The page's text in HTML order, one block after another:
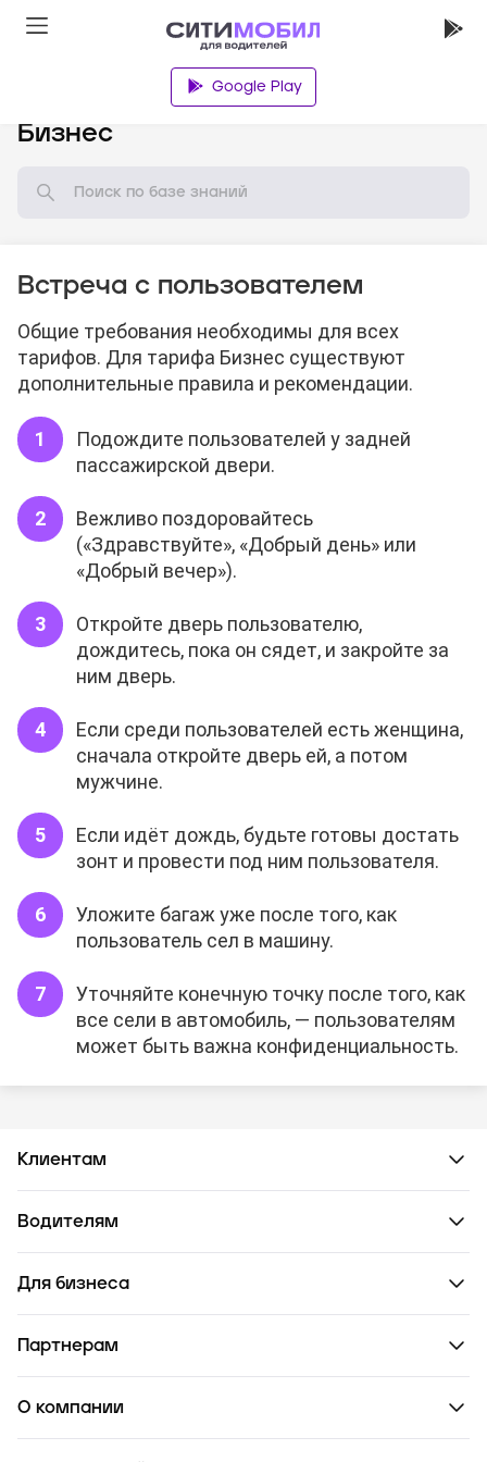
Google Play
Бизнес
Встреча с пользователем
Общие требования необходимы для всех
тарифов. Для тарифа Бизнес существуют
дополнительные правила и рекомендации.
Подождите пользователей у задней
пассажирской двери.
Вежливо поздоровайтесь
(«Здравствуйте», «Добрый день» или
«Добрый вечер»).
Откройте дверь пользователю,
дождитесь, пока он сядет, и закройте за
ним дверь.
Если среди пользователей есть женщина,
сначала откройте дверь ей, а потом
мужчине.
Если идёт дождь, будьте готовы достать
зонт и провести под ним пользователя.
Уложите багаж уже после того, как
пользователь сел в машину.
Уточняйте конечную точку после того, как
все сели в автомобиль, — пользователям
может быть важна конфиденциальность.
Клиентам
Водителям
Для бизнеса
Партнерам
О компании